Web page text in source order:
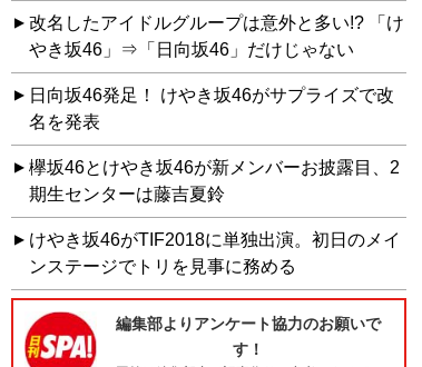
改名したアイドルグループは意外と多い!? 「け
やき坂46」⇒「日向坂46」だけじゃない
日向坂46発足！ けやき坂46がサプライズで改
名を発表
欅坂46とけやき坂46が新メンバーお披露目、2
期生センターは藤吉夏鈴
けやき坂46がTIF2018に単独出演。初日のメイ
ンステージでトリを見事に務める